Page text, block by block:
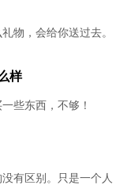
物，会给你送过去。
样
些东西，不够！
有区别。只是一个人